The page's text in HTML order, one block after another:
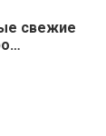
свежие